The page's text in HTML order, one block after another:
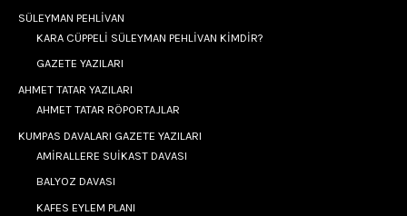
SÜLEYMAN PEHLİVAN
KARA CÜPPELİ SÜLEYMAN PEHLİVAN KİMDİR?
GAZETE YAZILARI
AHMET TATAR YAZILARI
AHMET TATAR RÖPORTAJLAR
KUMPAS DAVALARI GAZETE YAZILARI
AMİRALLERE SUİKAST DAVASI
BALYOZ DAVASI
KAFES EYLEM PLANI